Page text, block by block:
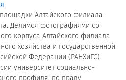
для розничных
Sibglass Pro
Алтайского филиала
Делимся фотографиями со
корпуса Алтайского филиала
хозяйства и государственной
Федерации (РАНХиГС).
университет социально-
профиля, по праву